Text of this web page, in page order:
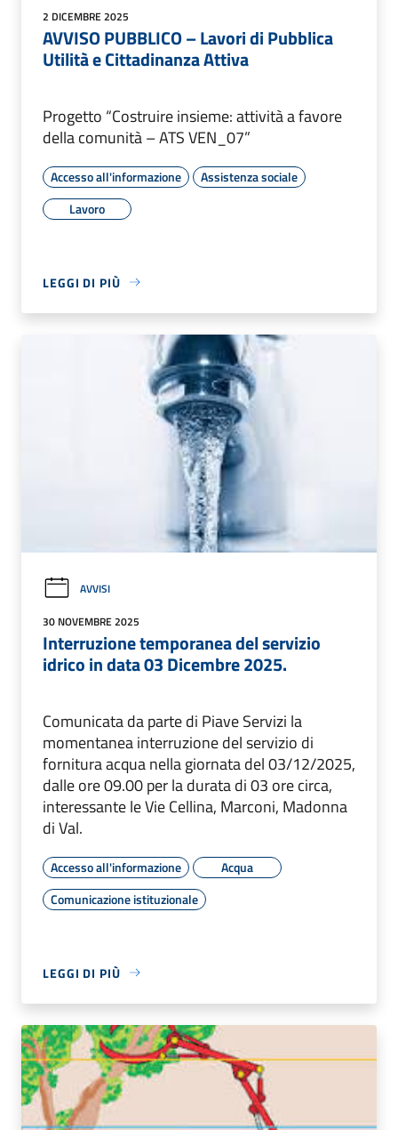
2 DICEMBRE 2025
AVVISO PUBBLICO – Lavori di Pubblica
Utilità e Cittadinanza Attiva
Progetto “Costruire insieme: attività a favore
della comunità – ATS VEN_07”
Accesso all'informazione
Assistenza sociale
Lavoro
LEGGI DI PIÙ
AVVISI
30 NOVEMBRE 2025
Interruzione temporanea del servizio
idrico in data 03 Dicembre 2025.
Comunicata da parte di Piave Servizi la
momentanea interruzione del servizio di
fornitura acqua nella giornata del 03/12/2025,
dalle ore 09.00 per la durata di 03 ore circa,
interessante le Vie Cellina, Marconi, Madonna
di Val.
Accesso all'informazione
Acqua
Comunicazione istituzionale
LEGGI DI PIÙ